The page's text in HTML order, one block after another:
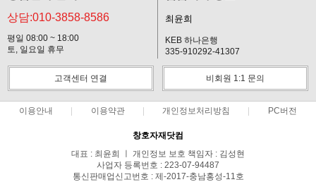
상담:010-3858-8586
평일 08:00 ~ 18:00
토, 일요일 휴무
최윤희
KEB 하나은행
335-910292-41307
고객센터 연결 비회원 1:1 문의
이용안내 이용약관 개인정보처리방침 PC버전
창호자재닷컴
대표 : 최윤희 ㅣ 개인정보 보호 책임자 : 김성현
사업자 등록번호 : 223-07-94487
통신판매업신고번호 : 제-2017-충남홍성-11호